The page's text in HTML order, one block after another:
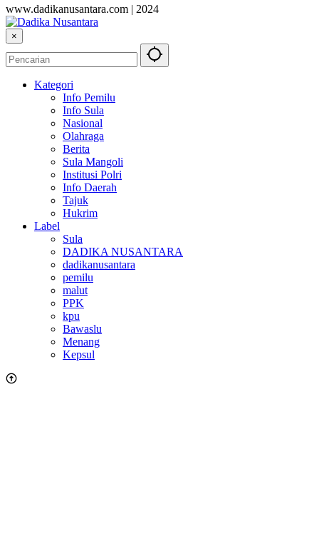
www.dadikanusantara.com | 2024
×
Kategori
Info Pemilu
Info Sula
Nasional
Olahraga
Berita
Sula Mangoli
Institusi Polri
Info Daerah
Tajuk
Hukrim
Label
Sula
DADIKA NUSANTARA
dadikanusantara
pemilu
malut
PPK
kpu
Bawaslu
Menang
Kepsul